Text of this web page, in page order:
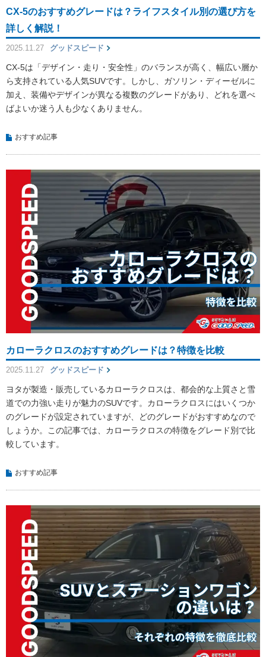
CX-5のおすすめグレードは？ライフスタイル別の選び方を
詳しく解説！
2025.11.27 グッドスピード
CX-5は「デザイン・走り・安全性」のバランスが高く、幅広い層か
ら支持されている人気SUVです。しかし、ガソリン・ディーゼルに
加え、装備やデザインが異なる複数のグレードがあり、どれを選べ
ばよいか迷う人も少なくありません。
おすすめ記事
カローラクロスのおすすめグレードは？特徴を比較
2025.11.27 グッドスピード
ヨタが製造・販売しているカローラクロスは、都会的な上質さと雪
道での力強い走りが魅力のSUVです。カローラクロスにはいくつか
のグレードが設定されていますが、どのグレードがおすすめなので
しょうか。この記事では、カローラクロスの特徴をグレード別で比
較しています。
おすすめ記事